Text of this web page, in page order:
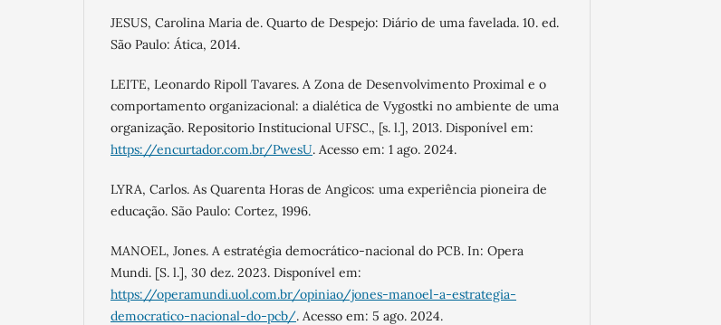
JESUS, Carolina Maria de. Quarto de Despejo: Diário de uma favelada. 10. ed.
São Paulo: Ática, 2014.
LEITE, Leonardo Ripoll Tavares. A Zona de Desenvolvimento Proximal e o
comportamento organizacional: a dialética de Vygostki no ambiente de uma
organização. Repositorio Institucional UFSC., [s. l.], 2013. Disponível em:
https://encurtador.com.br/PwesU. Acesso em: 1 ago. 2024.
LYRA, Carlos. As Quarenta Horas de Angicos: uma experiência pioneira de
educação. São Paulo: Cortez, 1996.
MANOEL, Jones. A estratégia democrático-nacional do PCB. In: Opera
Mundi. [S. l.], 30 dez. 2023. Disponível em:
https://operamundi.uol.com.br/opiniao/jones-manoel-a-estrategia-
democratico-nacional-do-pcb/. Acesso em: 5 ago. 2024.